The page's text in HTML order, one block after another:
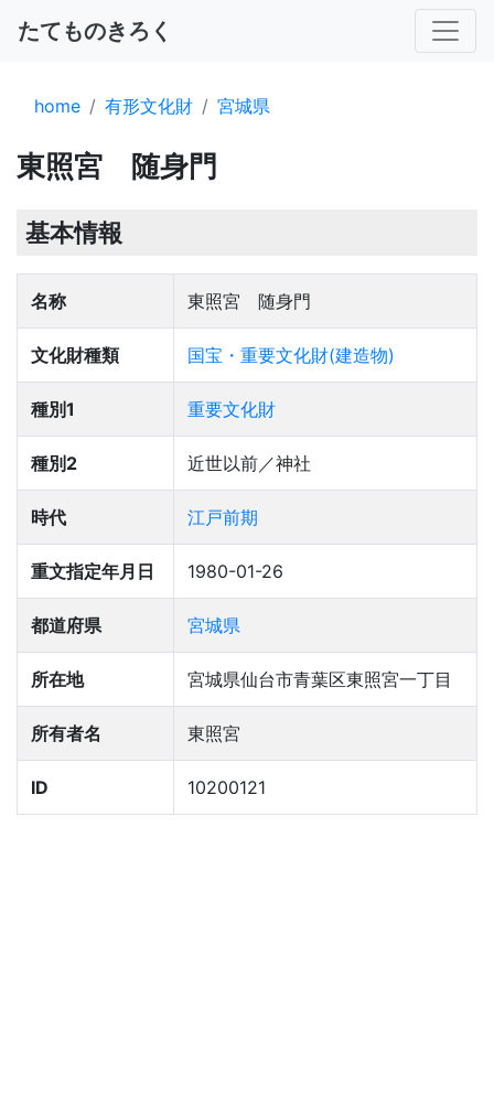
たてものきろく
home 有形文化財 宮城県
東照宮 随身門
基本情報
名称 東照宮 随身門
文化財種類 国宝・重要文化財(建造物)
種別1 重要文化財
種別2 近世以前／神社
時代 江戸前期
重文指定年月日 1980-01-26
都道府県 宮城県
所在地 宮城県仙台市青葉区東照宮一丁目
所有者名 東照宮
ID 10200121